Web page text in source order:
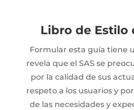
Libro de Estilo
Formular esta guía tiene
revela que el SAS se
por la calidad de sus
respeto a los usuarios y
de las necesidades y